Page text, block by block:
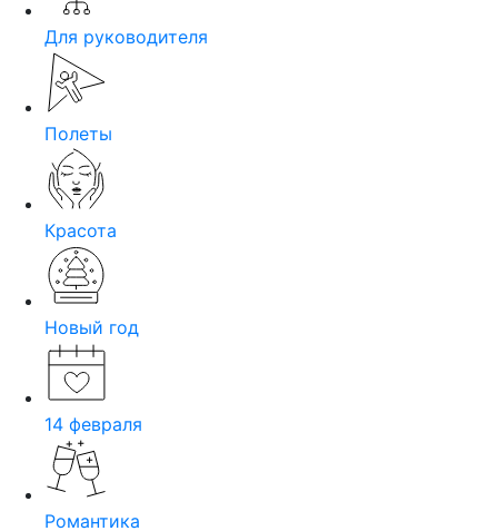
Для руководителя
Полеты
Красота
Новый год
14 февраля
Романтика